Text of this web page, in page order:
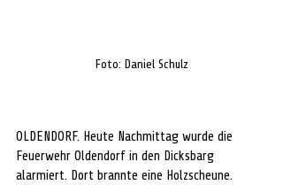
Foto: Daniel Schulz
OLDENDORF. Heute Nachmittag wurde die
Feuerwehr Oldendorf in den Dicksbarg
alarmiert. Dort brannte eine Holzscheune.